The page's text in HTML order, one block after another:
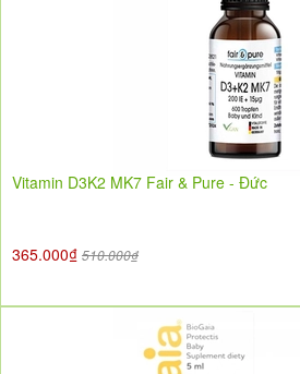
Vitamin D3K2 MK7 Fair & Pure - Đức
365.000₫ 510.000₫